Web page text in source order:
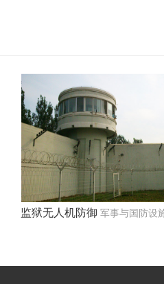
监狱无人机防御 军事与国防设